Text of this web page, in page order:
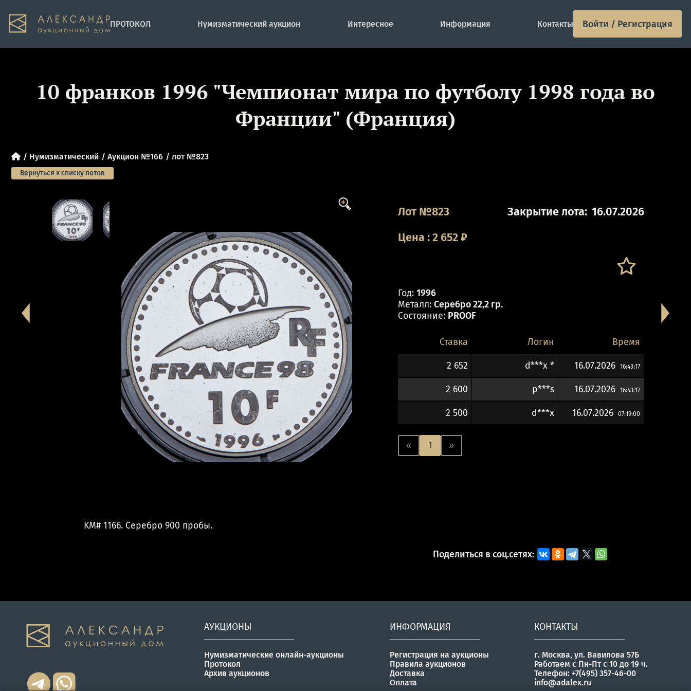
ПРОТОКОЛ Нумизматический аукцион Интересное Информация Контакты Войти / Регистрация
10 франков 1996 "Чемпионат мира по футболу 1998 года во
Франции" (Франция)
Нумизматический Аукцион №166 лот №823
Вернуться к списку лотов
Лот №823 Закрытие лота: 16.07.2026
Цена:2 652 ₽
Год: 1996
Металл: Серебро 22,2 гр.
Состояние: PROOF
Ставка Логин Время
2 652 d***x * 16.07.2026 16:43:17
2 600 p***s 16.07.2026 16:43:17
2 500 d***x 16.07.2026 07:19:00
« 1 »
KM# 1166. Серебро 900 пробы.
Поделиться в соц.сетях:
АУКЦИОНЫ
Нумизматические онлайн-аукционы
Протокол
Архив аукционов
ИНФОРМАЦИЯ
Регистрация на аукционы
Правила аукционов
Доставка
Оплата
КОНТАКТЫ
г. Москва, ул. Вавилова 57Б
Работаем с Пн-Пт с 10 до 19 ч.
Телефон: +7(495) 357-46-00
info@adalex.ru